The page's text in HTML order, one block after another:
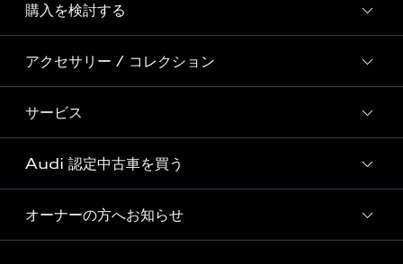
Audi Sport
Formula 1®
デジタルサービス
ディーラー検索
新車在庫検索
試乗車・展示車検索
見積り依頼
試乗予約
購入を検討する
モデル一覧
特別仕様モデル / 限定モデル
e-tronラインアップ
価格シミュレーション
車両比較
アクセサリー / コレクション
純正アクセサリー
オンラインショップ
Audi collection
アウディナビアプリ
サービス
サービス入庫予約
サービスプログラム
メンテナンス
Audi 認定中古車を買う
Audi認定中古車
オーナーの方へお知らせ